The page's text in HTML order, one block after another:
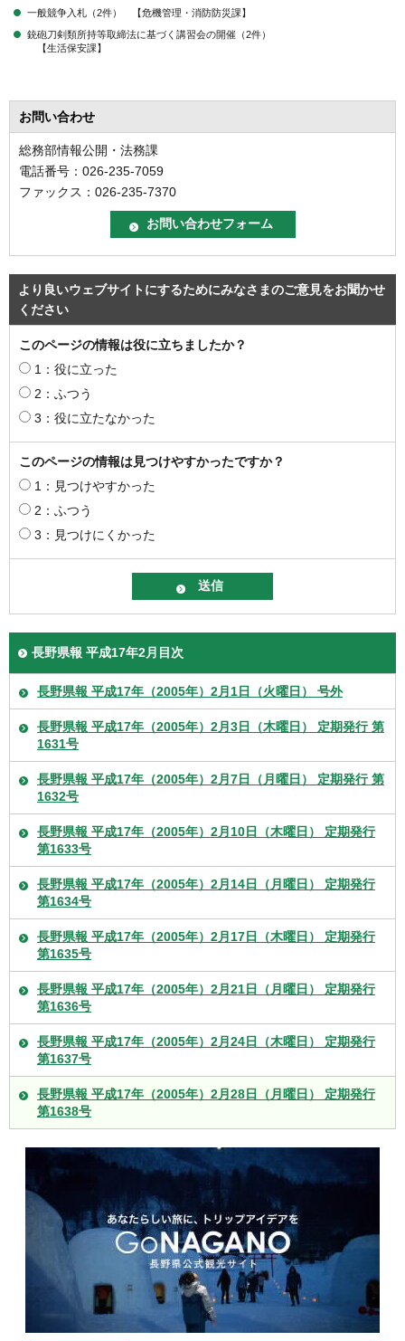
一般競争入札（2件） 【危機管理・消防防災課】
銃砲刀剣類所持等取締法に基づく講習会の開催（2件）
【生活保安課】
お問い合わせ
総務部情報公開・法務課
電話番号：026-235-7059
ファックス：026-235-7370
より良いウェブサイトにするためにみなさまのご意見をお聞かせ
ください
このページの情報は役に立ちましたか？
1：役に立った
2：ふつう
3：役に立たなかった
このページの情報は見つけやすかったですか？
1：見つけやすかった
2：ふつう
3：見つけにくかった
長野県報 平成17年2月目次
長野県報 平成17年（2005年）2月1日（火曜日） 号外
長野県報 平成17年（2005年）2月3日（木曜日） 定期発行 第
1631号
長野県報 平成17年（2005年）2月7日（月曜日） 定期発行 第
1632号
長野県報 平成17年（2005年）2月10日（木曜日） 定期発行
第1633号
長野県報 平成17年（2005年）2月14日（月曜日） 定期発行
第1634号
長野県報 平成17年（2005年）2月17日（木曜日） 定期発行
第1635号
長野県報 平成17年（2005年）2月21日（月曜日） 定期発行
第1636号
長野県報 平成17年（2005年）2月24日（木曜日） 定期発行
第1637号
長野県報 平成17年（2005年）2月28日（月曜日） 定期発行
第1638号